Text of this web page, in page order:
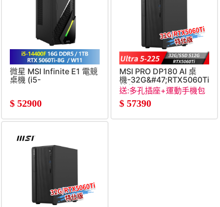
微星 MSI Infinite E1 電競
桌機 (i5-
14400F&#47;16G&#47;1T&#47;RTX5060Ti-
$ 52900
MSI PRO DP180 AI 桌
機-32G&#47;RTX5060Ti
特仕 (Ultra 5-
送:多孔插座+運動手機包
$ 57390